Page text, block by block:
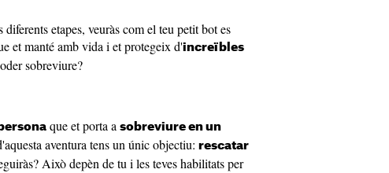
etapes, veuràs com el teu petit bot es
et manté amb vida i et protegeix d'increïbles
sobreviure?
que et porta a sobreviure en un
aventura tens un únic objectiu: rescatar
Això depèn de tu i les teves habilitats per